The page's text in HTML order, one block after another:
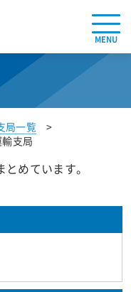
MENU
局一覧
支局
めています。